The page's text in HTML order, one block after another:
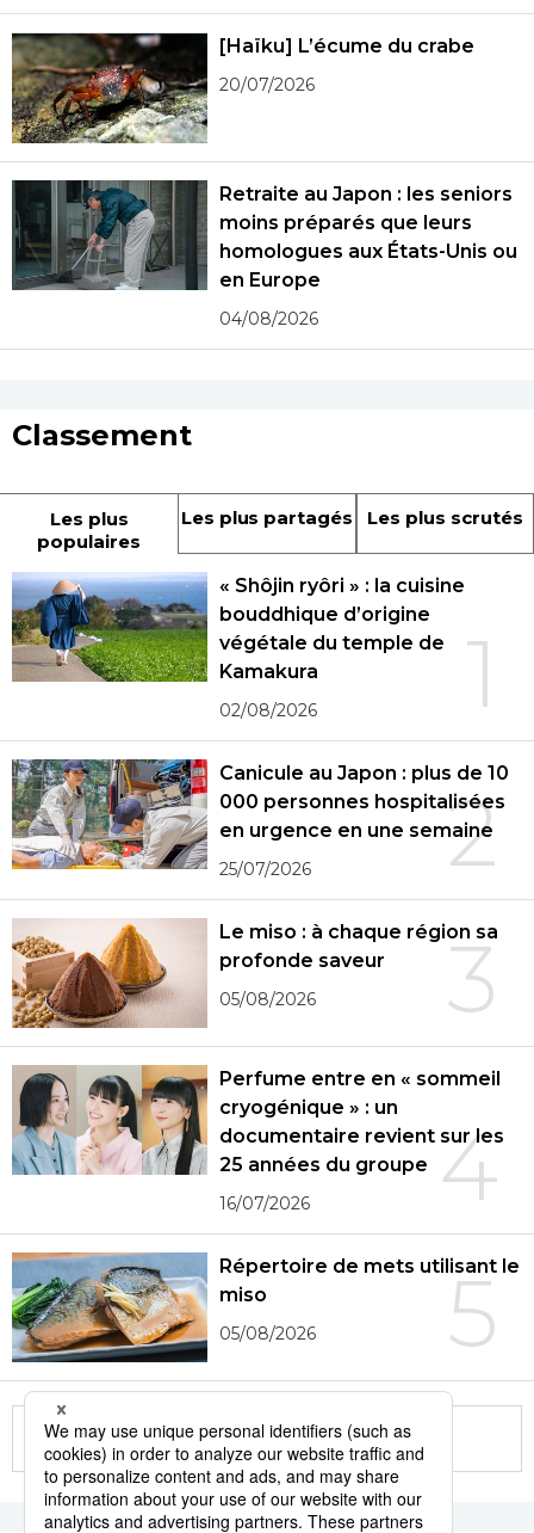
[Haïku] L’écume du crabe
20/07/2026
Retraite au Japon : les seniors
moins préparés que leurs
homologues aux États-Unis ou
en Europe
04/08/2026
Classement
Les plus
populaires
Les plus partagés Les plus scrutés
1
« Shôjin ryôri » : la cuisine
bouddhique d’origine
végétale du temple de
Kamakura
02/08/2026
2
Canicule au Japon : plus de 10
000 personnes hospitalisées
en urgence en une semaine
25/07/2026
3
Le miso : à chaque région sa
profonde saveur
05/08/2026
4
Perfume entre en « sommeil
cryogénique » : un
documentaire revient sur les
25 années du groupe
16/07/2026
5
Répertoire de mets utilisant le
miso
05/08/2026
More in this series